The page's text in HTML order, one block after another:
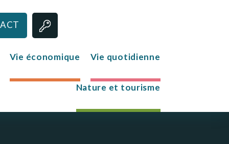
Vie économique Vie quotidienne
Nature et tourisme